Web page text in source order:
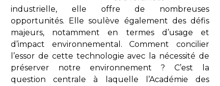
industrielle, elle offre de nombreuses
opportunités. Elle soulève également des défis
majeurs, notamment en termes d’usage et
d’impact environnemental. Comment concilier
l’essor de cette technologie avec la nécessité de
préserver notre environnement ? C’est la
question centrale à laquelle l’Académie des